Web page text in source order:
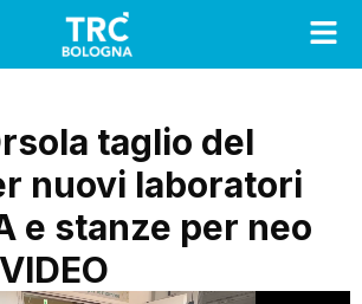
taglio del
nuovi laboratori
e stanze per neo